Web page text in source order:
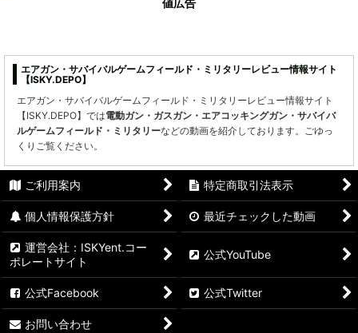
エアガン・サバイバルゲームフィールド・ミリタリーレビュー情報サイト
【ISKY.DEPO】
エアガン・サバイバルゲームフィールド・ミリタリーレビュー情報サイト
【ISKY.DEPO】では電動ガン・ガスガン・エアコッキングガン・サバイバ
ルゲームフィールド・ミリタリーなどの動画を紹介しております。ごゆっ
くりご覧ください。
ご利用案内 特定商取引法表示
個人情報保護方針 最近チェックした動画
運営会社：ISKYent.コー
ポレートサイト
公式YouTube
公式Facebook 公式Twitter
お問い合わせ